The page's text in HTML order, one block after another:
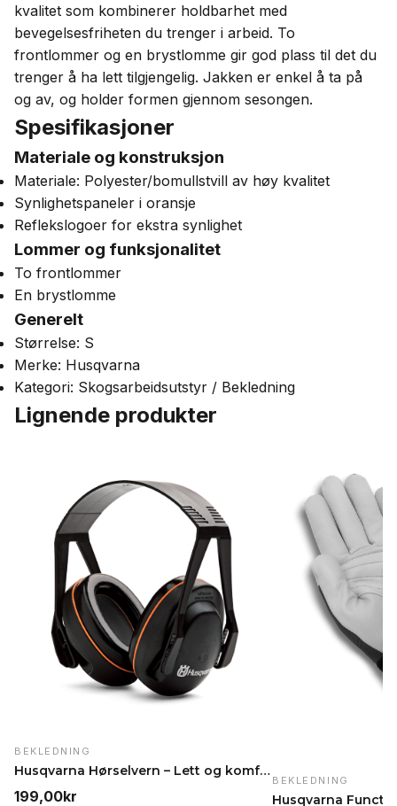
kvalitet som kombinerer holdbarhet med
bevegelsesfriheten du trenger i arbeid. To
frontlommer og en brystlomme gir god plass til det du
trenger å ha lett tilgjengelig. Jakken er enkel å ta på
og av, og holder formen gjennom sesongen.
Spesifikasjoner
Materiale og konstruksjon
Materiale: Polyester/bomullstvill av høy kvalitet
Synlighetspaneler i oransje
Reflekslogoer for ekstra synlighet
Lommer og funksjonalitet
To frontlommer
En brystlomme
Generelt
Størrelse: S
Merke: Husqvarna
Kategori: Skogsarbeidsutstyr / Bekledning
Lignende produkter
BEKLEDNING
Husqvarna Hørselvern – Lett og komfortabelt for ha…
199,00kr
BEKLEDNING